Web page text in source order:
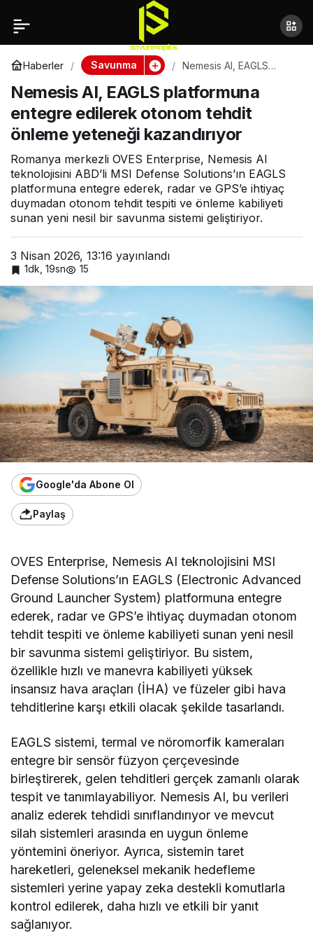
Haberler Savunma
Nemesis AI, EAGLS
edilerek otonom tehdit
önleme yeteneği
kazandırıyor
Nemesis AI, EAGLS platformuna
entegre edilerek otonom tehdit
önleme yeteneği kazandırıyor
Romanya merkezli OVES Enterprise, Nemesis AI
teknolojisini ABD’li MSI Defense Solutions’ın EAGLS
platformuna entegre ederek, radar ve GPS’e ihtiyaç
duymadan otonom tehdit tespiti ve önleme kabiliyeti
sunan yeni nesil bir savunma sistemi geliştiriyor.
3 Nisan 2026, 13:16 yayınlandı
1dk, 19sn 15
Google'da Abone Ol
Paylaş
OVES Enterprise, Nemesis AI teknolojisini MSI
Defense Solutions’ın EAGLS (Electronic Advanced
Ground Launcher System) platformuna entegre
ederek, radar ve GPS’e ihtiyaç duymadan otonom
tehdit tespiti ve önleme kabiliyeti sunan yeni nesil
bir savunma sistemi geliştiriyor. Bu sistem,
özellikle hızlı ve manevra kabiliyeti yüksek
insansız hava araçları (İHA) ve füzeler gibi hava
tehditlerine karşı etkili olacak şekilde tasarlandı.
EAGLS sistemi, termal ve nöromorfik kameraları
entegre bir sensör füzyon çerçevesinde
birleştirerek, gelen tehditleri gerçek zamanlı olarak
tespit ve tanımlayabiliyor. Nemesis AI, bu verileri
analiz ederek tehdidi sınıflandırıyor ve mevcut
silah sistemleri arasında en uygun önleme
yöntemini öneriyor. Ayrıca, sistemin taret
hareketleri, geleneksel mekanik hedefleme
sistemleri yerine yapay zeka destekli komutlarla
kontrol edilerek, daha hızlı ve etkili bir yanıt
sağlanıyor.
İsrail David’s Sling
sistemi için atış testi
gerçekleştirdi
Paylaş